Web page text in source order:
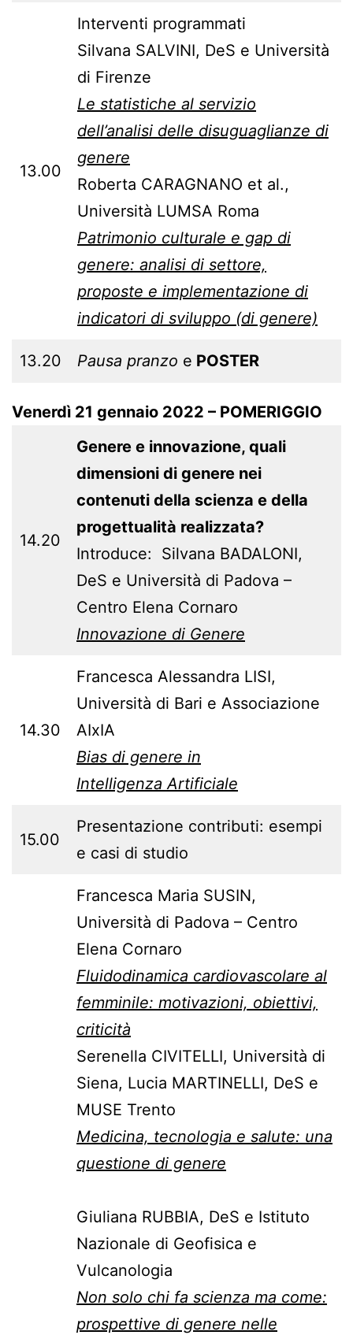
13.00
Interventi programmati
Silvana SALVINI, DeS e Università
di Firenze
Le statistiche al servizio
dell’analisi delle disuguaglianze di
genere
Roberta CARAGNANO et al.,
Università LUMSA Roma
Patrimonio culturale e gap di
genere: analisi di settore,
proposte e implementazione di
indicatori di sviluppo (di genere)
13.20 Pausa pranzo e POSTER
Venerdì 21 gennaio 2022 – POMERIGGIO
14.20
Genere e innovazione, quali
dimensioni di genere nei
contenuti della scienza e della
progettualità realizzata?
Introduce: Silvana BADALONI,
DeS e Università di Padova –
Centro Elena Cornaro
Innovazione di Genere
14.30
Francesca Alessandra LISI,
Università di Bari e Associazione
AIxIA
Bias di genere in
Intelligenza Artificiale
15.00
Presentazione contributi: esempi
e casi di studio
Francesca Maria SUSIN,
Università di Padova – Centro
Elena Cornaro
Fluidodinamica cardiovascolare al
femminile: motivazioni, obiettivi,
criticità
Serenella CIVITELLI, Università di
Siena, Lucia MARTINELLI, DeS e
MUSE Trento
Medicina, tecnologia e salute: una
questione di genere
Giuliana RUBBIA, DeS e Istituto
Nazionale di Geofisica e
Vulcanologia
Non solo chi fa scienza ma come:
prospettive di genere nelle